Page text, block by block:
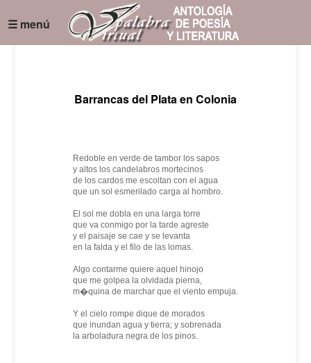
☰ menú
Barrancas del Plata en Colonia
Redoble en verde de tambor los sapos
y altos los candelabros mortecinos
de los cardos me escoltan con el agua
que un sol esmerilado carga al hombro.
El sol me dobla en una larga torre
que va conmigo por la tarde agreste
y el paisaje se cae y se levanta
en la falda y el filo de las lomas.
Algo contarme quiere aquel hinojo
que me golpea la olvidada pierna,
m�quina de marchar que el viento empuja.
Y el cielo rompe dique de morados
que inundan agua y tierra; y sobrenada
la arboladura negra de los pinos.